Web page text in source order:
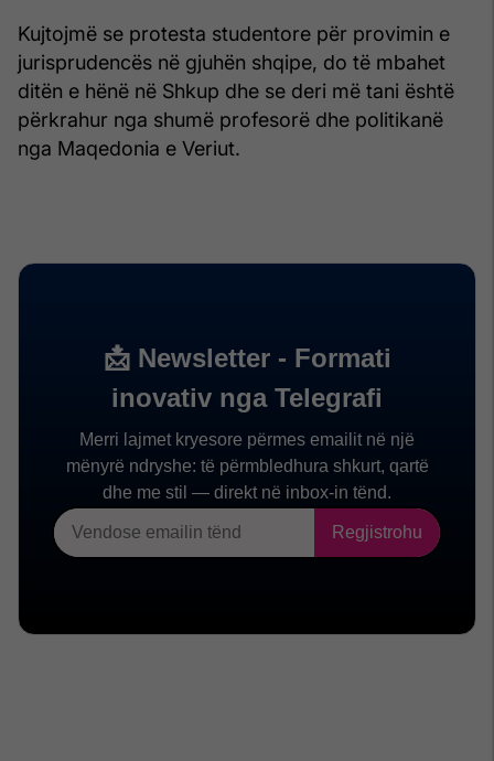
Kujtojmë se protesta studentore për provimin e
jurisprudencës në gjuhën shqipe, do të mbahet
ditën e hënë në Shkup dhe se deri më tani është
përkrahur nga shumë profesorë dhe politikanë
nga Maqedonia e Veriut.